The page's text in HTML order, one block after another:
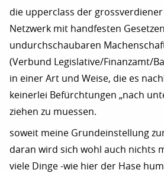
die upperclass der
Netzwerk mit handfesten
undurchschaubaren
(Verbund Legislative/Finanzamt/
in einer Art und Weise, die es
keinerlei Befürchtungen „nach
ziehen zu muessen.
soweit meine Grundeinstellung
daran wird sich wohl auch nichts
viele Dinge -wie hier der Hase